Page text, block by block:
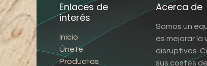
Enlaces de
interés
Inicio
Únete
Productos
Acerca de
Somos un
es mejorar
disruptivos.
sus costes